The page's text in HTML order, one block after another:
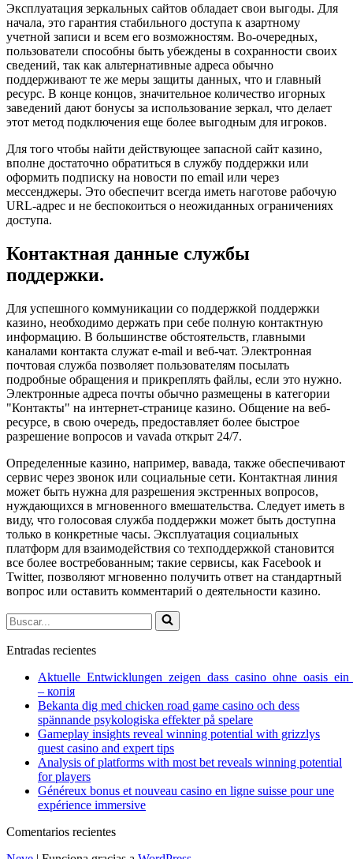
Эксплуатация зеркальных сайтов обладает свои выгоды. Для
начала, это гарантия стабильного доступа к азартному
учетной записи и всем его возможностям. Во-очередных,
пользователи способны быть убеждены в сохранности своих
сведений, так как альтернативные адреса обычно
поддерживают те же меры защиты данных, что и главный
ресурс. В конце концов, значительное количество игорных
заведений дают бонусы за использование зеркал, что делает
этот метод подключения еще более выгодным для игроков.
Для того чтобы найти действующее запасной сайт казино,
вполне достаточно обратиться в службу поддержки или
оформить подписку на новости по email или через
мессенджеры. Это обеспечит всегда иметь наготове рабочую
URL-адрес и не беспокоиться о неожиданных ограничениях
доступа.
Контактная данные службы
поддержки.
Для успешного коммуникации со поддержкой поддержки
казино, необходимо держать при себе полную контактную
информацию. В большинстве обстоятельств, главными
каналами контакта служат e-mail и веб-чат. Электронная
почтовая служба позволяет пользователям посылать
подробные обращения и прикреплять файлы, если это нужно.
Электронные адреса почты обычно размещены в категории
"Контакты" на интернет-странице казино. Общение на веб-
ресурсе, в свою очередь, предоставляет более быстрое
разрешение вопросов и vavada открыт 24/7.
Определенные казино, например, вавада, также обеспечивают
сервис через звонок или социальные сети. Контактная линия
может быть нужна для разрешения экстренных вопросов,
нуждающихся в мгновенного вмешательства. Следует иметь в
виду, что голосовая служба поддержки может быть доступна
только в конкретные часы. Эксплуатация социальных
платформ для взаимодействия со техподдержкой становится
все более востребованным; такие сервисы, как Facebook и
Twitter, позволяют мгновенно получить ответ на стандартный
вопрос или оставить комментарий о деятельности казино.
Buscar...
Entradas recientes
– копія
Bekanta dig med chicken road game casino och dess
spännande psykologiska effekter på spelare
Gameplay insights reveal winning potential with grizzlys
quest casino and expert tips
Analysis of platforms with most bet reveals winning potential
for players
Généreux bonus et nouveau casino en ligne suisse pour une
expérience immersive
Comentarios recientes